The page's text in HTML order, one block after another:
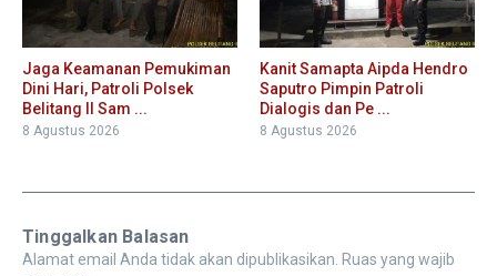
Jaga Keamanan Pemukiman
Dini Hari, Patroli Polsek
Belitang II Sam ...
8 Agustus 2026
Kanit Samapta Aipda Hendro
Saputro Pimpin Patroli
Dialogis dan Pe ...
8 Agustus 2026
Tinggalkan Balasan
Alamat email Anda tidak akan dipublikasikan. Ruas yang wajib